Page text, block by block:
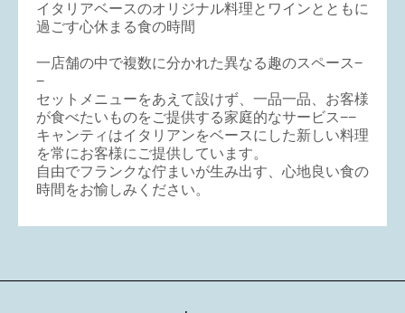
イタリアベースのオリジナル料理とワインとともに
過ごす心休まる食の時間
一店舗の中で複数に分かれた異なる趣のスペース−
−
セットメニューをあえて設けず、一品一品、お客様
が食べたいものをご提供する家庭的なサービス−−
キャンティはイタリアンをベースにした新しい料理
を常にお客様にご提供しています。
自由でフランクな佇まいが生み出す、心地良い食の
時間をお愉しみください。